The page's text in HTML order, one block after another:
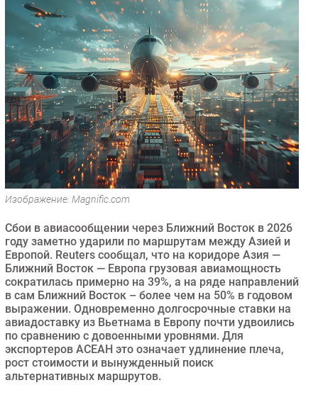
Торговые сети
Оборудование
ПО
Outsourcing
Кадры
Регулирование
Финансы
Web
Безопасность
Инновации
Гаджеты
Здоровье
РАЗДЕЛЫ
Новости
Аналитика
Интервью
Мероприятия
Изображение: Magnific.com
Сбои в авиасообщении через Ближний Восток в 2026
году заметно ударили по маршрутам между Азией и
Европой. Reuters сообщал, что на коридоре Азия —
Ближний Восток — Европа грузовая авиамощность
сократилась примерно на 39%, а на ряде направлений
в сам Ближний Восток – более чем на 50% в годовом
выражении. Одновременно долгосрочные ставки на
авиадоставку из Вьетнама в Европу почти удвоились
по сравнению с довоенными уровнями. Для
экспортеров АСЕАН это означает удлинение плеча,
рост стоимости и вынужденный поиск
альтернативных маршрутов.